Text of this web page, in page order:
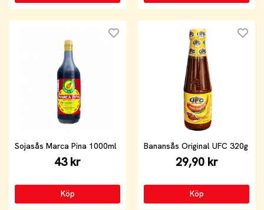
Sojasås Marca Pina 1000ml
43 kr
Köp
Banansås Original UFC 320g
29,90 kr
Köp